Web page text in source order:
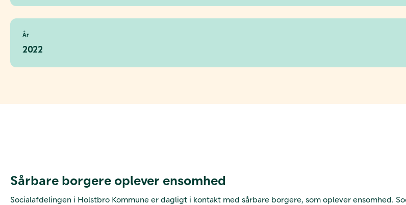
År
2022
Sårbare borgere oplever ensomhed
Socialafdelingen i Holstbro Kommune er dagligt i kontakt med sårbare borgere, som oplever ensomhed.